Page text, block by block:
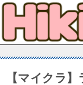
【マイクラ